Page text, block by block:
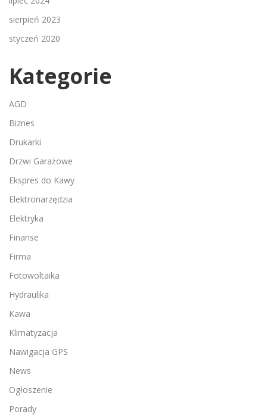
sierpień 2023
styczeń 2020
Kategorie
AGD
Biznes
Drukarki
Drzwi Garażowe
Ekspres do Kawy
Elektronarzędzia
Elektryka
Finanse
Firma
Fotowoltaika
Hydraulika
Kawa
Klimatyzacja
Nawigacja GPS
News
Ogłoszenie
Porady